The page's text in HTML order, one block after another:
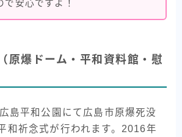
で安心ですよ！
原爆ドーム・平和資料館・慰
島平和公園にて広島市原爆死没
和祈念式が行われます。2016年